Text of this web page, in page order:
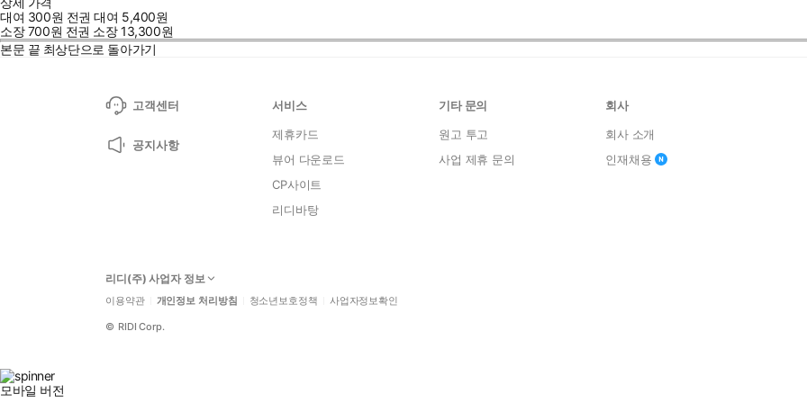
대여 300원 전권 대여 5,400원
소장700원 전권 소장13,300원
본문 끝 최상단으로 돌아가기
고객센터
공지사항
서비스
제휴카드
뷰어 다운로드
CP사이트
리디바탕
기타 문의
원고 투고
사업 제휴 문의
회사
회사 소개
인재채용
리디(주) 사업자 정보
이용약관 개인정보 처리방침 청소년보호정책 사업자정보확인
© RIDI Corp.
모바일 버전